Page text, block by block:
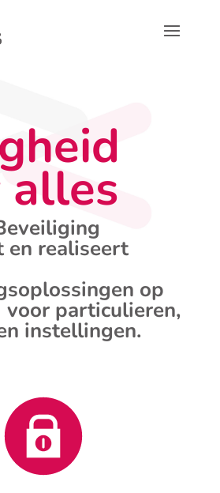
realiseert
op
voor particulieren,
instellingen.